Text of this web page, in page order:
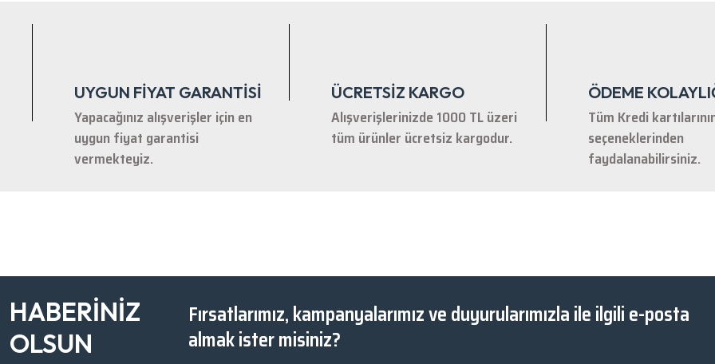
UYGUN FİYAT GARANTİSİ
Yapacağınız alışverişler için en
uygun fiyat garantisi
vermekteyiz.
ÜCRETSİZ KARGO
Alışverişlerinizde 1000 TL üzeri
tüm ürünler ücretsiz kargodur.
ÖDEME
Tüm Kredi
seçeneklerinden
faydalanabilirsiniz.
HABERİNİZ
OLSUN
Fırsatlarımız, kampanyalarımız ve duyurularımızla ile ilgili e-posta
almak ister misiniz?